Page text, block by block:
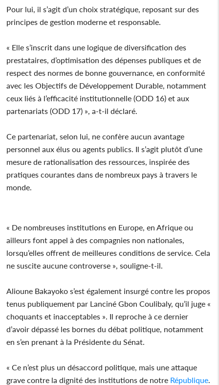
Pour lui, il s’agit d’un choix stratégique, reposant sur des
principes de gestion moderne et responsable.
« Elle s’inscrit dans une logique de diversification des
prestataires, d’optimisation des dépenses publiques et de
respect des normes de bonne gouvernance, en conformité
avec les Objectifs de Développement Durable, notamment
ceux liés à l’efficacité institutionnelle (ODD 16) et aux
partenariats (ODD 17) », a-t-il déclaré.
Ce partenariat, selon lui, ne confère aucun avantage
personnel aux élus ou agents publics. Il s’agit plutôt d’une
mesure de rationalisation des ressources, inspirée des
pratiques courantes dans de nombreux pays à travers le
monde.
« De nombreuses institutions en Europe, en Afrique ou
ailleurs font appel à des compagnies non nationales,
lorsqu’elles offrent de meilleures conditions de service. Cela
ne suscite aucune controverse », souligne-t-il.
Alioune Bakayoko s’est également insurgé contre les propos
tenus publiquement par Lanciné Gbon Coulibaly, qu’il juge «
choquants et inacceptables ». Il reproche à ce dernier
d’avoir dépassé les bornes du débat politique, notamment
en s’en prenant à la Présidente du Sénat.
« Ce n’est plus un désaccord politique, mais une attaque
grave contre la dignité des institutions de notre République.